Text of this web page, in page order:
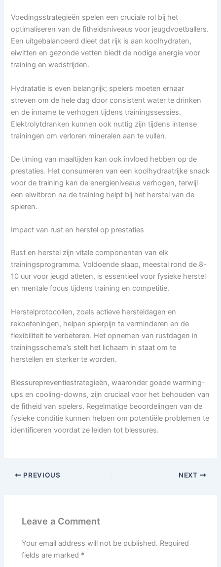
Voedingsstrategieën spelen een cruciale rol bij het
optimaliseren van de fitheidsniveaus voor jeugdvoetballers.
Een uitgebalanceerd dieet dat rijk is aan koolhydraten,
eiwitten en gezonde vetten biedt de nodige energie voor
training en wedstrijden.
Hydratatie is even belangrijk; spelers moeten ernaar
streven om de hele dag door consistent water te drinken
en de inname te verhogen tijdens trainingssessies.
Elektrolytdranken kunnen ook nuttig zijn tijdens intense
trainingen om verloren mineralen aan te vullen.
De timing van maaltijden kan ook invloed hebben op de
prestaties. Het consumeren van een koolhydraatrijke snack
voor de training kan de energieniveaus verhogen, terwijl
een eiwitbron na de training helpt bij het herstel van de
spieren.
Impact van rust en herstel op prestaties
Rust en herstel zijn vitale componenten van elk
trainingsprogramma. Voldoende slaap, meestal rond de 8-
10 uur voor jeugd atleten, is essentieel voor fysieke herstel
en mentale focus tijdens training en competitie.
Herstelprotocollen, zoals actieve hersteldagen en
rekoefeningen, helpen spierpijn te verminderen en de
flexibiliteit te verbeteren. Het opnemen van rustdagen in
trainingsschema’s stelt het lichaam in staat om te
herstellen en sterker te worden.
Blessurepreventiestrategieën, waaronder goede warming-
ups en cooling-downs, zijn cruciaal voor het behouden van
de fitheid van spelers. Regelmatige beoordelingen van de
fysieke conditie kunnen helpen om potentiële problemen te
identificeren voordat ze leiden tot blessures.
PREVIOUS NEXT
Leave a Comment
Your email address will not be published. Required
fields are marked *